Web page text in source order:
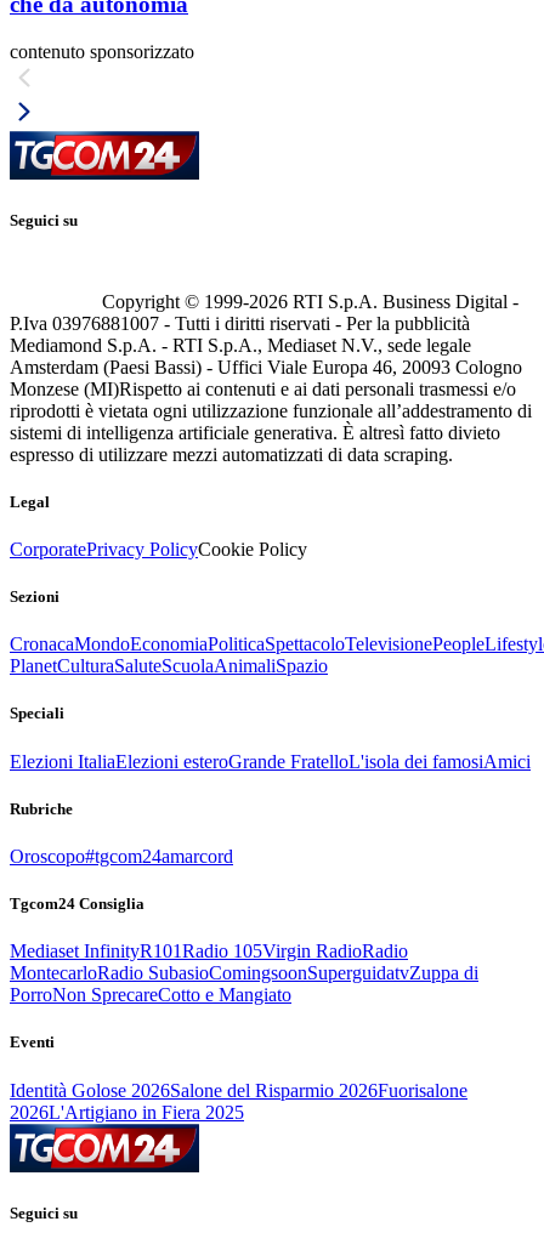
contenuto sponsorizzato
Seguici su
Copyright © 1999-2026 RTI S.p.A. Business Digital -
P.Iva 03976881007 - Tutti i diritti riservati - Per la pubblicità
Mediamond S.p.A. - RTI S.p.A., Mediaset N.V., sede legale
Amsterdam (Paesi Bassi) - Uffici Viale Europa 46, 20093 Cologno
Monzese (MI)Rispetto ai contenuti e ai dati personali trasmessi e/o
riprodotti è vietata ogni utilizzazione funzionale all’addestramento di
sistemi di intelligenza artificiale generativa. È altresì fatto divieto
espresso di utilizzare mezzi automatizzati di data scraping.
Legal
CorporatePrivacy PolicyCookie Policy
Sezioni
CronacaMondoEconomiaPoliticaSpettacoloTelevisionePeople
PlanetCulturaSaluteScuolaAnimaliSpazio
Speciali
Elezioni ItaliaElezioni esteroGrande FratelloL'isola dei famosiAmici
Rubriche
Oroscopo#tgcom24amarcord
Tgcom24 Consiglia
Mediaset InfinityR101Radio 105Virgin RadioRadio
MontecarloRadio SubasioComingsoonSuperguidatvZuppa di
PorroNon SprecareCotto e Mangiato
Eventi
Identità Golose 2026Salone del Risparmio 2026Fuorisalone
2026L'Artigiano in Fiera 2025
Seguici su